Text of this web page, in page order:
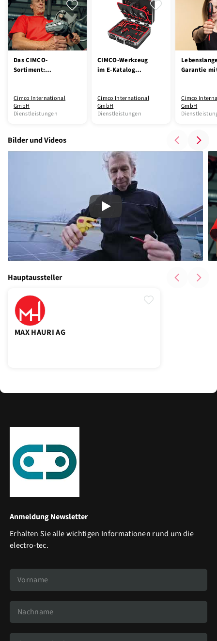
Das CIMCO-
Sortiment:
Cimco International
GmbH
Dienstleistungen
CIMCO-Werkzeug
im E-Katalog
Cimco International
GmbH
Dienstleistungen
Garantie
Cimco
GmbH
Play
Bilder und Videos
MAX HAURI AG
Hauptaussteller
Anmeldung Newsletter
Erhalten Sie alle wichtigen Informationen rund um die
electro-tec.